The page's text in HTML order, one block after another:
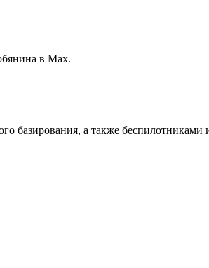
в Max.
базирования, а также